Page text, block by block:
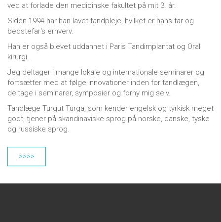
ved at forlade den medicinske fakultet på mit 3. år.
Siden 1994 har han lavet tandpleje, hvilket er hans far og
bedstefar's erhverv.
Han er også blevet uddannet i Paris Tandimplantat og Oral
kirurgi.
Jeg deltager i mange lokale og internationale seminarer og
fortsætter med at følge innovationer inden for tandlægen,
deltage i seminarer, symposier og forny mig selv.
Tandlæge Turgut Turga, som kender engelsk og tyrkisk meget
godt, tjener på skandinaviske sprog på norske, danske, tyske
og russiske sprog.
>>>>